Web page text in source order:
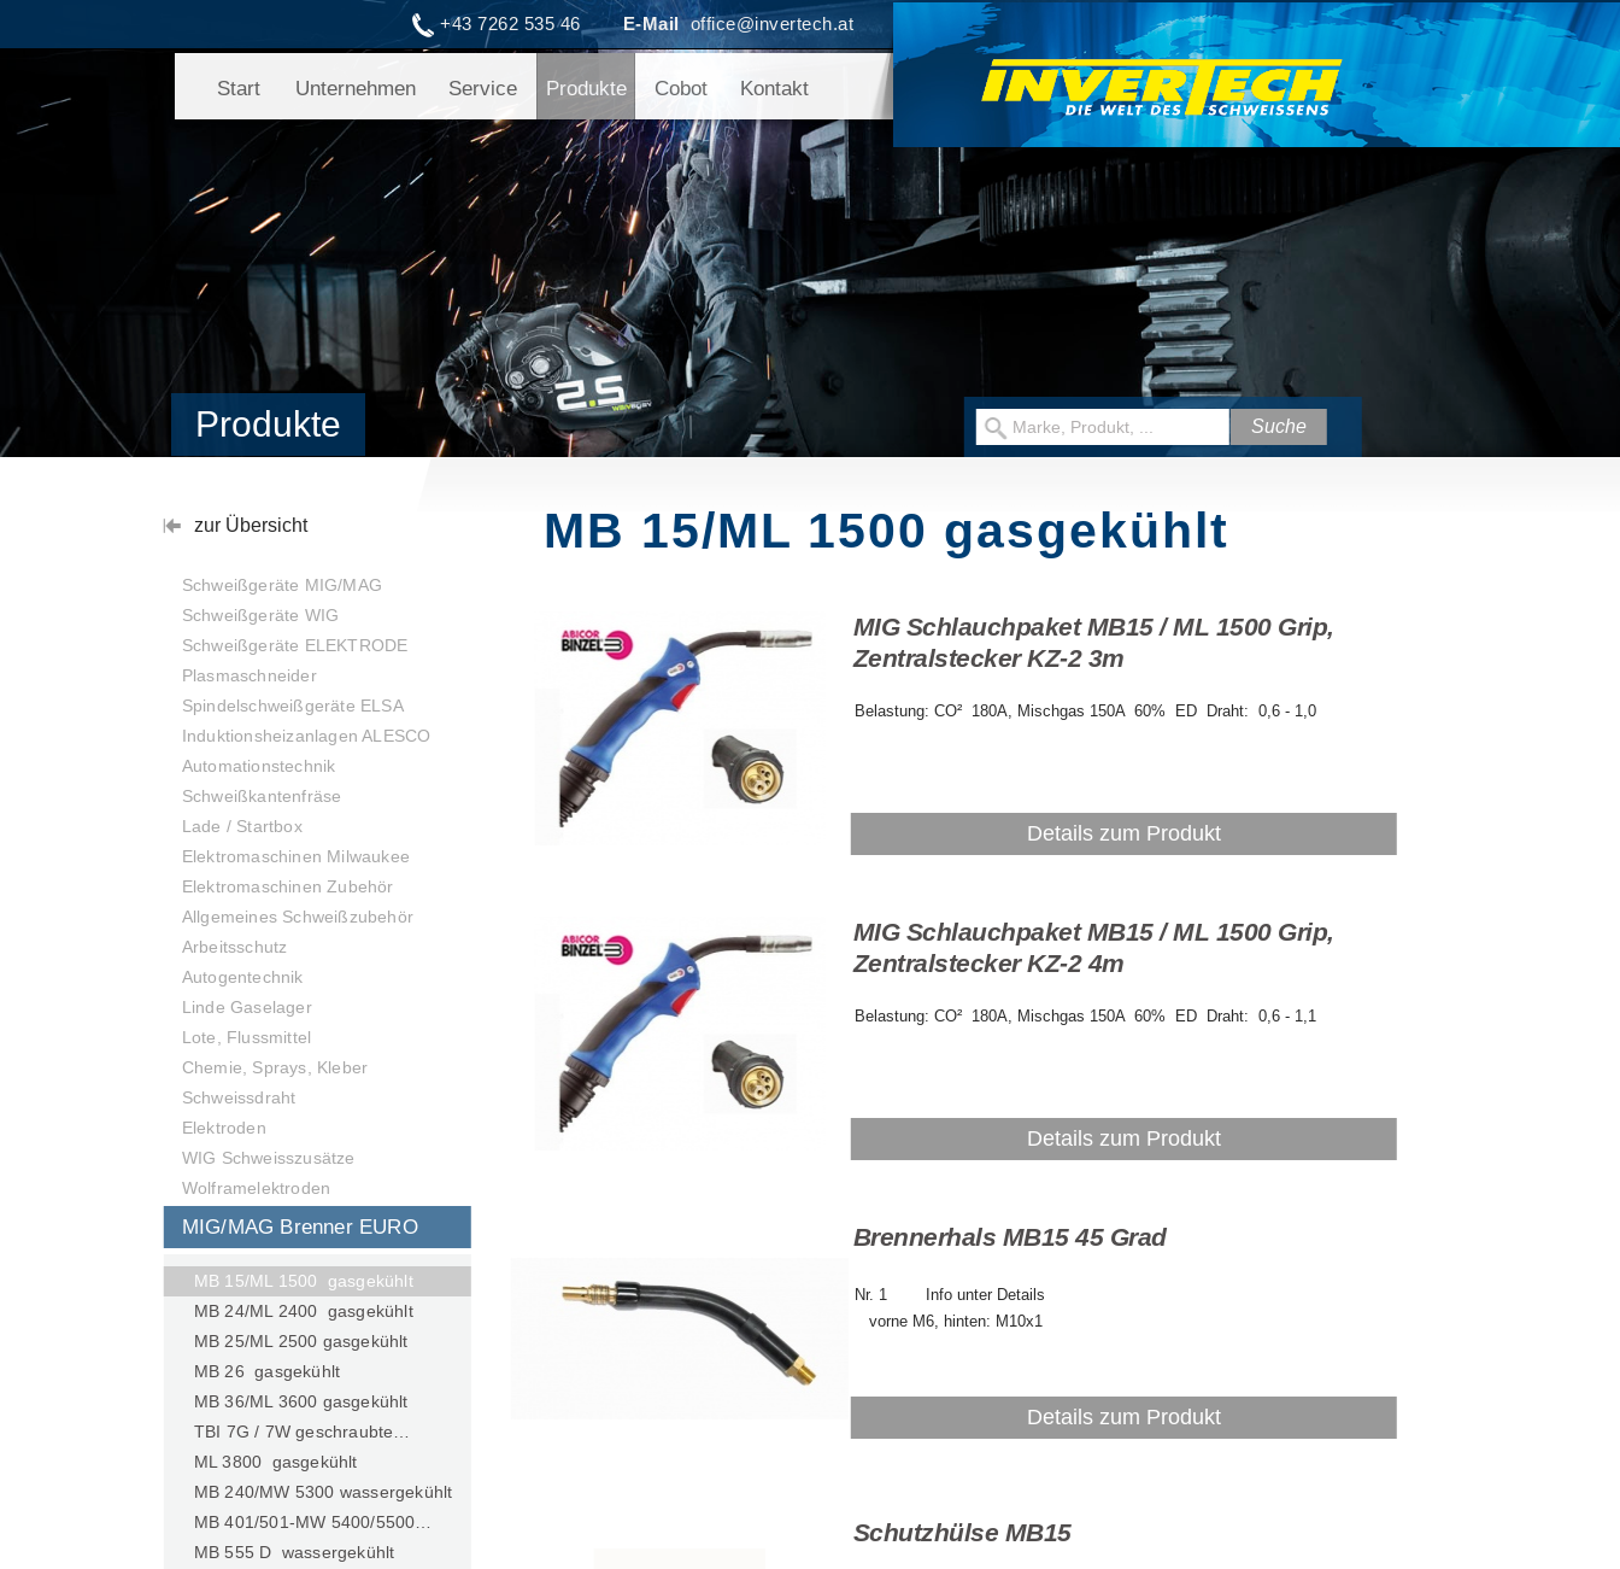
+43 7262 535 46 E-Mailoffice@invertech.at
Start Unternehmen Service Produkte Cobot Kontakt
Produkte
zur Übersicht
Schweißgeräte MIG/MAG
Schweißgeräte WIG
Schweißgeräte ELEKTRODE
Plasmaschneider
Spindelschweißgeräte ELSA
Induktionsheizanlagen ALESCO
Automationstechnik
Schweißkantenfräse
Lade / Startbox
Elektromaschinen Milwaukee
Elektromaschinen Zubehör
Allgemeines Schweißzubehör
Arbeitsschutz
Autogentechnik
Linde Gaselager
Lote, Flussmittel
Chemie, Sprays, Kleber
Schweissdraht
Elektroden
WIG Schweisszusätze
Wolframelektroden
MIG/MAG Brenner EURO
MB 15/ML 1500 gasgekühlt
MB 24/ML 2400 gasgekühlt
MB 25/ML 2500 gasgekühlt
MB 26 gasgekühlt
MB 36/ML 3600 gasgekühlt
TBI 7G / 7W geschraubte…
ML 3800 gasgekühlt
MB 240/MW 5300 wassergekühlt
MB 401/501-MW 5400/5500…
MB 555 D wassergekühlt
MB 15/ML 1500 gasgekühlt
MIG Schlauchpaket MB15 / ML 1500 Grip,
Zentralstecker KZ-2 3m
Belastung: CO² 180A, Mischgas 150A 60% ED Draht: 0,6 - 1,0
Details zum Produkt
MIG Schlauchpaket MB15 / ML 1500 Grip,
Zentralstecker KZ-2 4m
Belastung: CO² 180A, Mischgas 150A 60% ED Draht: 0,6 - 1,1
Details zum Produkt
Brennerhals MB15 45 Grad
Nr. 1 Info unter Details
vorne M6, hinten: M10x1
Details zum Produkt
Schutzhülse MB15